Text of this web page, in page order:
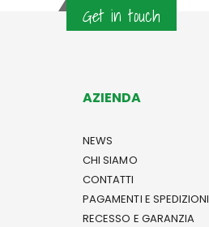
Get in touch
AZIENDA
NEWS
CHI SIAMO
CONTATTI
PAGAMENTI E SPEDIZIONI
RECESSO E GARANZIA